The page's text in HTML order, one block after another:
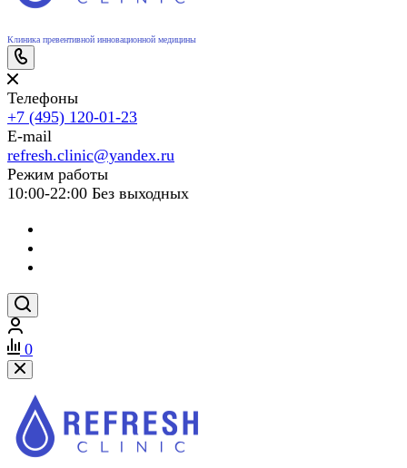
Клиника превентивной инновационной медицины
Телефоны
+7 (495) 120-01-23
E-mail
refresh.clinic@yandex.ru
Режим работы
10:00-22:00 Без выходных
0